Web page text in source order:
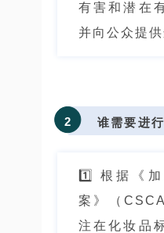
有害和潜在
并向公众提供
2 谁需要进
1️⃣ 根据《
案》（
注在化妆品